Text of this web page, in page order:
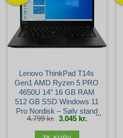
Lenovo ThinkPad T14s
Gen1 AMD Ryzen 5 PRO
4650U 14″ 16 GB RAM
512 GB SSD Windows 11
Pro Nordisk – Sølv stand
4.799kr. Den
oprindelige
pris
3.045 kr. Den
aktuelle
pris